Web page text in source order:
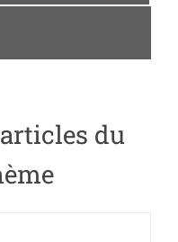
articles du